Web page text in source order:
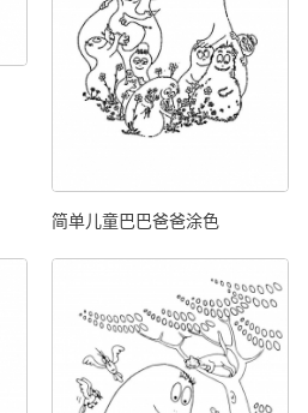
简单儿童巴巴爸爸涂色